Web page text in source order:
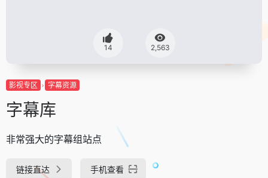
14 2,563
影视专区 字幕资源
字幕库
非常强大的字幕组站点
链接直达 手机查看